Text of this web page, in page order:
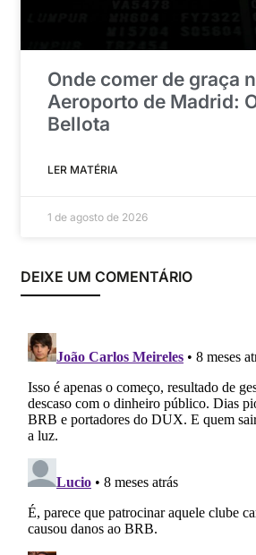
Onde comer de graça
Aeroporto de Madrid:
Bellota
LER MATÉRIA
1 de agosto de 2026
DEIXE UM COMENTÁRIO